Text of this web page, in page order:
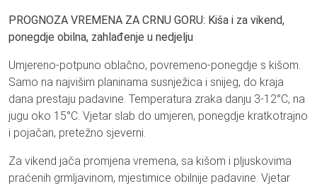
PROGNOZA VREMENA ZA CRNU GORU: Kiša i za vikend,
ponegdje obilna, zahlađenje u nedjelju
Umjereno-potpuno oblačno, povremeno-ponegdje s kišom.
Samo na najvišim planinama susnježica i snijeg, do kraja
dana prestaju padavine. Temperatura zraka danju 3-12°C, na
jugu oko 15°C. Vjetar slab do umjeren, ponegdje kratkotrajno
i pojačan, pretežno sjeverni.
Za vikend jača promjena vremena, sa kišom i pljuskovima
praćenih grmljavinom, mjestimice obilnije padavine. Vjetar